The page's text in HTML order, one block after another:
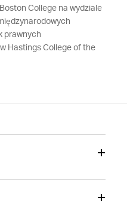
College na wydziale
prawnych
Hastings College of the